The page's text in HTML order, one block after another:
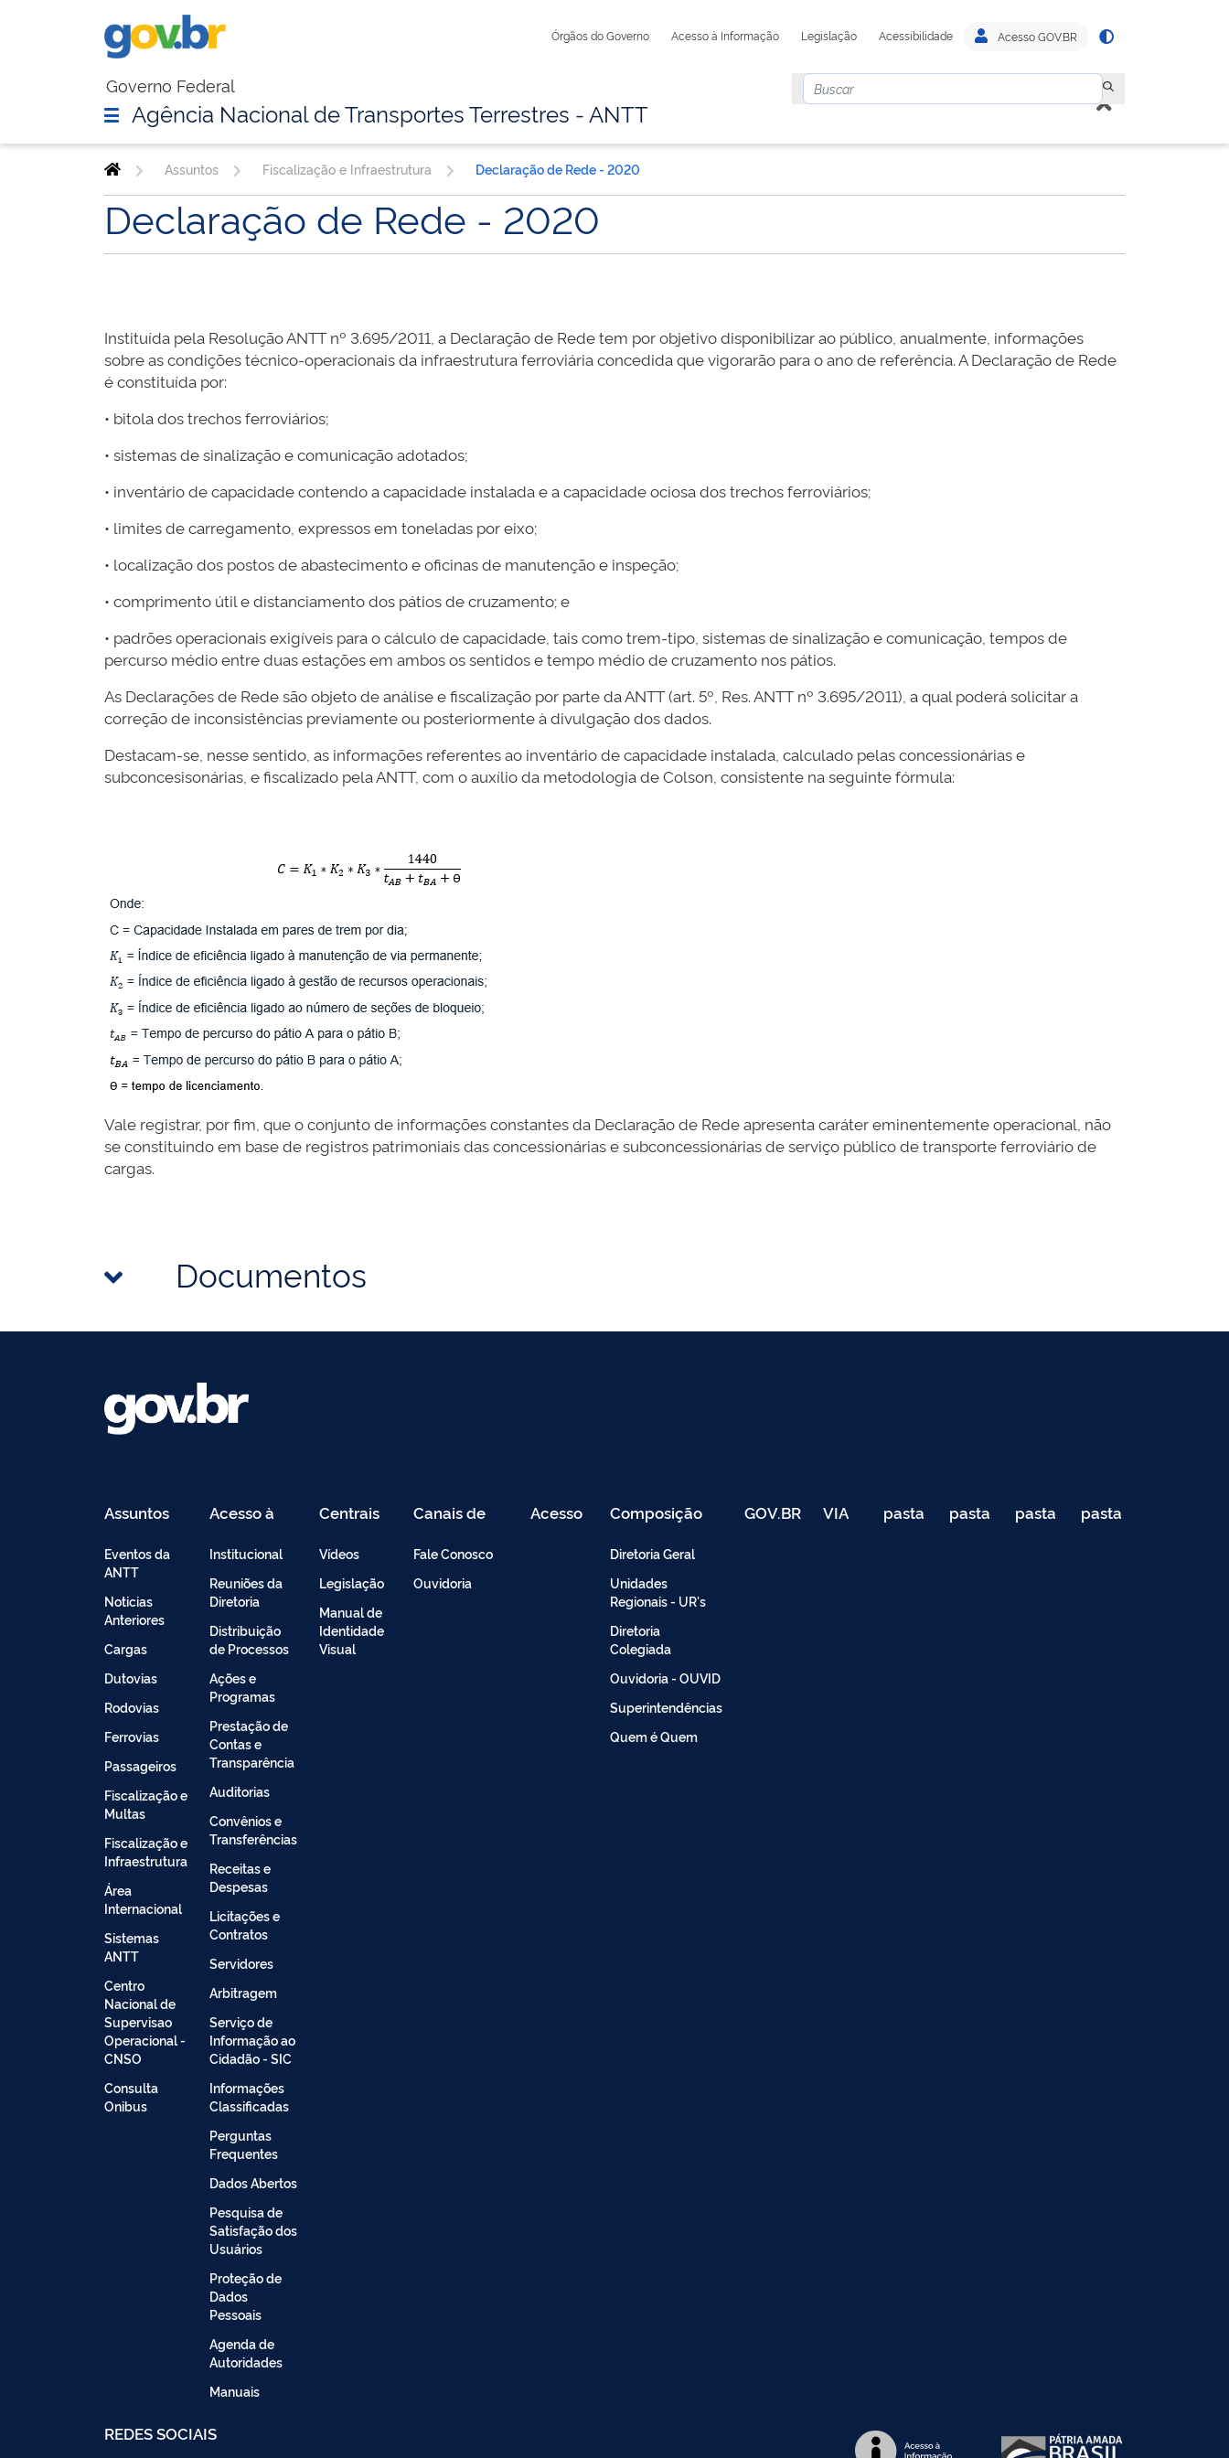
Órgãos do Governo Acesso à Informação Legislação Acessibilidade Acesso GOV.BR
Governo Federal
Agência Nacional de Transportes Terrestres - ANTT
Assuntos Fiscalização e Infraestrutura Declaração de Rede - 2020
Declaração de Rede - 2020
Instituída pela Resolução ANTT nº 3.695/2011, a Declaração de Rede tem por objetivo disponibilizar ao público, anualmente, informações
sobre as condições técnico-operacionais da infraestrutura ferroviária concedida que vigorarão para o ano de referência. A Declaração de Rede
é constituída por:
• bitola dos trechos ferroviários;
• sistemas de sinalização e comunicação adotados;
• inventário de capacidade contendo a capacidade instalada e a capacidade ociosa dos trechos ferroviários;
• limites de carregamento, expressos em toneladas por eixo;
• localização dos postos de abastecimento e oficinas de manutenção e inspeção;
• comprimento útil e distanciamento dos pátios de cruzamento; e
• padrões operacionais exigíveis para o cálculo de capacidade, tais como trem-tipo, sistemas de sinalização e comunicação, tempos de
percurso médio entre duas estações em ambos os sentidos e tempo médio de cruzamento nos pátios.
As Declarações de Rede são objeto de análise e fiscalização por parte da ANTT (art. 5º, Res. ANTT nº 3.695/2011), a qual poderá solicitar a
correção de inconsistências previamente ou posteriormente à divulgação dos dados.
Destacam-se, nesse sentido, as informações referentes ao inventário de capacidade instalada, calculado pelas concessionárias e
subconcesisonárias, e fiscalizado pela ANTT, com o auxílio da metodologia de Colson, consistente na seguinte fórmula:
Vale registrar, por fim, que o conjunto de informações constantes da Declaração de Rede apresenta caráter eminentemente operacional, não
se constituindo em base de registros patrimoniais das concessionárias e subconcessionárias de serviço público de transporte ferroviário de
cargas.
Documentos
Assuntos
Eventos da
ANTT
Noticias
Anteriores
Cargas
Dutovias
Rodovias
Ferrovias
Passageiros
Fiscalização e
Multas
Fiscalização e
Infraestrutura
Área
Internacional
Sistemas
ANTT
Centro
Nacional de
Supervisao
Operacional -
CNSO
Consulta
Onibus
Acesso à
Institucional
Reuniões da
Diretoria
Distribuição
de Processos
Ações e
Programas
Prestação de
Contas e
Transparência
Auditorias
Convênios e
Transferências
Receitas e
Despesas
Licitações e
Contratos
Servidores
Arbitragem
Serviço de
Informação ao
Cidadão - SIC
Informações
Classificadas
Perguntas
Frequentes
Dados Abertos
Pesquisa de
Satisfação dos
Usuários
Proteção de
Dados
Pessoais
Agenda de
Autoridades
Manuais
Centrais
Vídeos
Legislação
Manual de
Identidade
Visual
Canais de
Fale Conosco
Ouvidoria
Acesso Composição
Diretoria Geral
Unidades
Regionais - UR's
Diretoria
Colegiada
Ouvidoria - OUVID
Superintendências
Quem é Quem
GOV.BR VIA pasta
de
pasta
de
pasta
de
pasta
de
REDES SOCIAIS